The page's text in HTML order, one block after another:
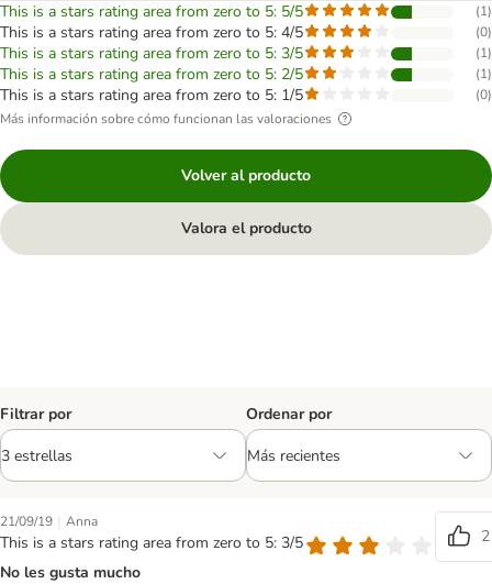
This is a stars rating area from zero to 5: 5/5 (1)
This is a stars rating area from zero to 5: 4/5 (0)
This is a stars rating area from zero to 5: 3/5 (1)
This is a stars rating area from zero to 5: 2/5 (1)
This is a stars rating area from zero to 5: 1/5 (0)
Más información sobre cómo funcionan las valoraciones
Volver al producto
Valora el producto
Filtrar por Ordenar por
21/09/19 | Anna
This is a stars rating area from zero to 5: 3/5
2
No les gusta mucho